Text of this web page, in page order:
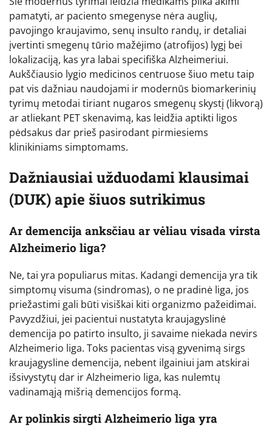
pamatyti, ar paciento smegenyse nėra auglių,
pavojingo kraujavimo, senų insulto randų, ir detaliai
įvertinti smegenų tūrio mažėjimo (atrofijos) lygį bei
lokalizaciją, kas yra labai specifiška Alzheimeriui.
Aukščiausio lygio medicinos centruose šiuo metu taip
pat vis dažniau naudojami ir modernūs biomarkerinių
tyrimų metodai tiriant nugaros smegenų skystį (likvorą)
ar atliekant PET skenavimą, kas leidžia aptikti ligos
pėdsakus dar prieš pasirodant pirmiesiems
klinikiniams simptomams.
Dažniausiai užduodami klausimai
(DUK) apie šiuos sutrikimus
Ar demencija anksčiau ar vėliau visada virsta
Alzheimerio liga?
Ne, tai yra populiarus mitas. Kadangi demencija yra tik
simptomų visuma (sindromas), o ne pradinė liga, jos
priežastimi gali būti visiškai kiti organizmo pažeidimai.
Pavyzdžiui, jei pacientui nustatyta kraujagyslinė
demencija po patirto insulto, ji savaime niekada nevirs
Alzheimerio liga. Toks pacientas visą gyvenimą sirgs
kraujagysline demencija, nebent ilgainiui jam atskirai
išsivystytų dar ir Alzheimerio liga, kas nulemtų
vadinamąją mišrią demencijos formą.
Ar polinkis sirgti Alzheimerio liga yra